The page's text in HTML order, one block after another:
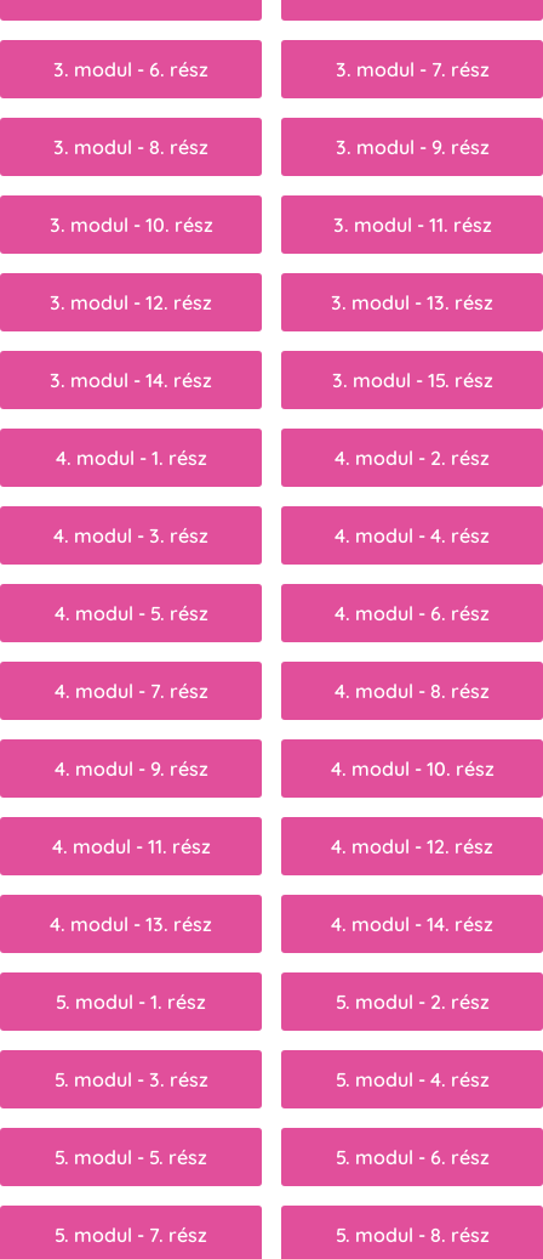
3. modul - 6. rész 3. modul - 7. rész
3. modul - 8. rész 3. modul - 9. rész
3. modul - 10. rész 3. modul - 11. rész
3. modul - 12. rész 3. modul - 13. rész
3. modul - 14. rész 3. modul - 15. rész
4. modul - 1. rész 4. modul - 2. rész
4. modul - 3. rész 4. modul - 4. rész
4. modul - 5. rész 4. modul - 6. rész
4. modul - 7. rész 4. modul - 8. rész
4. modul - 9. rész 4. modul - 10. rész
4. modul - 11. rész 4. modul - 12. rész
4. modul - 13. rész 4. modul - 14. rész
5. modul - 1. rész 5. modul - 2. rész
5. modul - 3. rész 5. modul - 4. rész
5. modul - 5. rész 5. modul - 6. rész
5. modul - 7. rész 5. modul - 8. rész